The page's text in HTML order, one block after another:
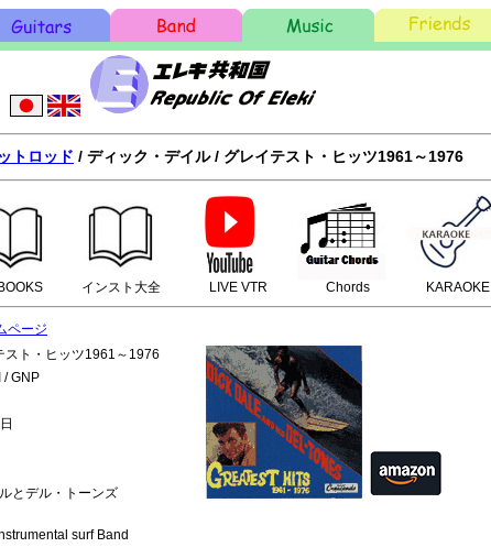
トロッド / ディック・デイル / グレイテスト・ヒッツ1961～1976
インスト大全 LIVE VTR Chords KARAOKE
ページ
ト・ヒッツ1961～1976
/ GNP
とデル・トーンズ
surf Band